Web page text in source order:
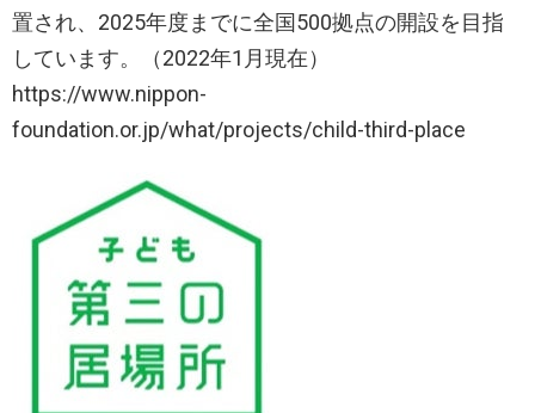
置され、2025年度までに全国500拠点の開設を目指
しています。（2022年1月現在）
https://www.nippon-
foundation.or.jp/what/projects/child-third-place